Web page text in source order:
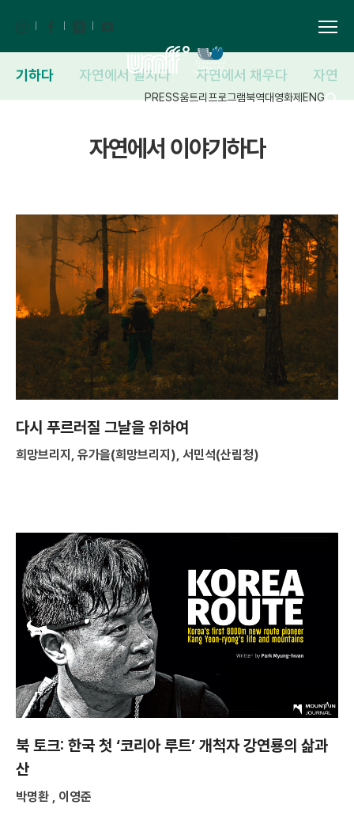
PRESS움트리프로그램북역대영화제ENG
기하다 자연에서 펼치다 자연에서 채우다 자연
자연에서 이야기하다
다시 푸르러질 그날을 위하여
희망브리지, 유가을(희망브리지), 서민석(산림청)
북 토크: 한국 첫 ‘코리아 루트’ 개척자 강연룡의 삶과
산
박명환 , 이영준